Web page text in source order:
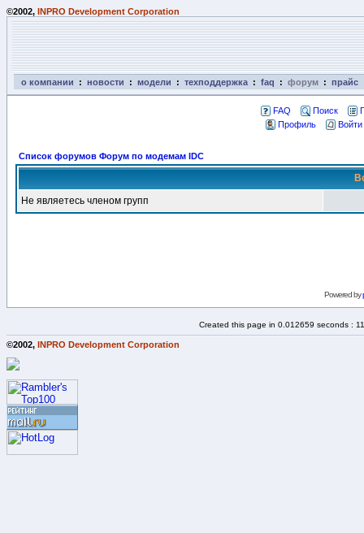
©2002, INPRO Development Corporation
о компании : новости : модели : техподдержка : faq : форум : прайс
FAQ Поиск
Профиль
Список форумов Форум по модемам IDC
Не являетесь членом групп
Powered by
Created this page in 0.012659 seconds :
©2002, INPRO Development Corporation